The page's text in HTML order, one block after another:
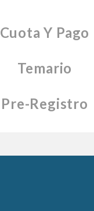
Cuota Y Pago
Temario
Pre-Registro